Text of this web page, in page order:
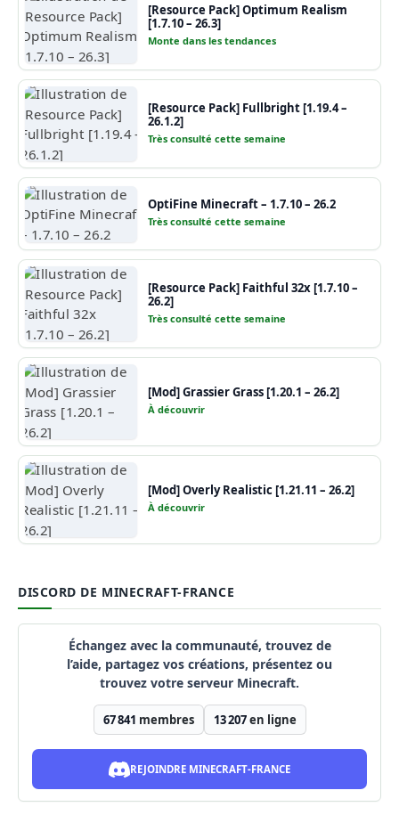
[Resource Pack] Optimum Realism
[1.7.10 – 26.3]
Monte dans les tendances
[Resource Pack] Fullbright [1.19.4 –
26.1.2]
Très consulté cette semaine
OptiFine Minecraft – 1.7.10 – 26.2
Très consulté cette semaine
[Resource Pack] Faithful 32x [1.7.10 –
26.2]
Très consulté cette semaine
[Mod] Grassier Grass [1.20.1 – 26.2]
À découvrir
[Mod] Overly Realistic [1.21.11 – 26.2]
À découvrir
DISCORD DE MINECRAFT-FRANCE
Échangez avec la communauté, trouvez de
l’aide, partagez vos créations, présentez ou
trouvez votre serveur Minecraft.
67 841 membres 13 207en ligne
REJOINDRE MINECRAFT-FRANCE